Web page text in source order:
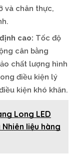
và chân thực,
cao: Tốc độ
cân bằng
chất lượng hình
điều kiện lý
kiện khó khăn.
Long LED
liệu hàng